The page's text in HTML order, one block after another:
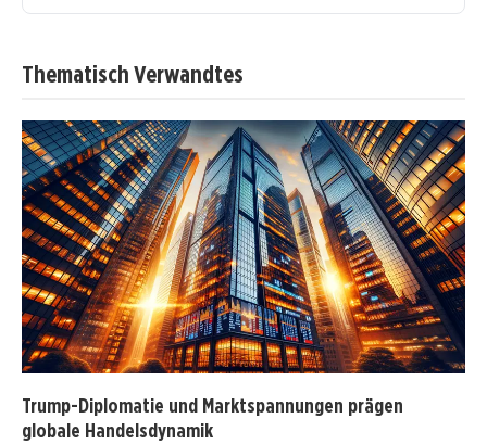
Thematisch Verwandtes
Trump-Diplomatie und Marktspannungen prägen
globale Handelsdynamik